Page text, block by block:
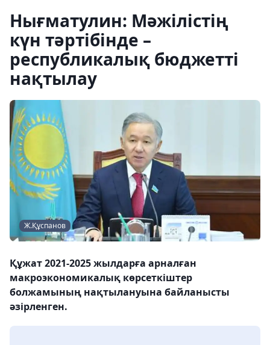
Нығматулин: Мәжілістің
күн тәртібінде –
республикалық бюджетті
нақтылау
Ж.Құспанов
​Құжат 2021-2025 жылдарға арналған
макроэкономикалық көрсеткіштер
болжамының нақтылануына байланысты
әзірленген.